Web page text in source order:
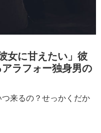
女に甘えたい」彼
ラフォー独身男の
来るの？せっかくだか